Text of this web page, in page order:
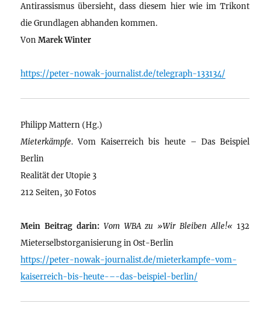
Antirassismus übersieht, dass diesem hier wie im Trikont
die Grundlagen abhanden kommen.
VonMarek Winter
https://peter-nowak-journalist.de/telegraph-133134/
Philipp Mattern (Hg.)
Mieterkämpfe. Vom Kaiserreich bis heute – Das Beispiel
Berlin
Realität der Utopie 3
212 Seiten, 30 Fotos
Mein Beitrag darin: Vom WBA zu »Wir Bleiben Alle!« 132
Mieterselbstorganisierung in Ost-Berlin
https://peter-nowak-journalist.de/mieterkampfe-vom-
kaiserreich-bis-heute-–-das-beispiel-berlin/